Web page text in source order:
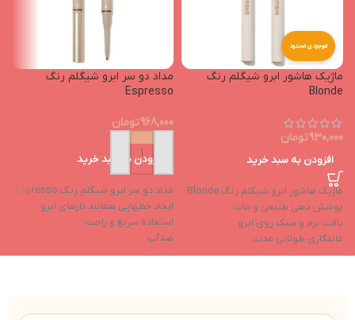
موجودی محدود
ماژیک هاشور ابرو شیگلم رنگ
Blonde
930,000تومان
افزودن به سبد خرید
ماژیک هاشور ابرو شیگلم رنگ Blonde
پوشش دهی طبیعی و مات
بافت نرم و سبک روی ابرو
ماندگاری طولانی مدت
آبرسان و مرطوب‌کننده
مداد دو سر ابرو شیگلم رنگ
Espresso
968,000تومان
افزودن به سبد خرید
مداد دو سر ابرو شیگلم رنگ Espresso
ایجاد خطهایی همانند تارهای ابرو
استفاده سریع و راحت
ضدآب
ضدعرق